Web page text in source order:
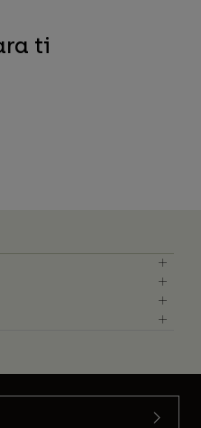
ti